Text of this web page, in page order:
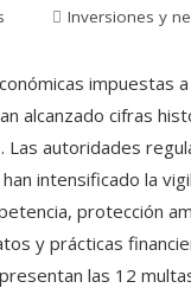
Inversiones y
impuestas
alcanzado cifras
Las autoridades
intensificado la
protección
y prácticas
las 12